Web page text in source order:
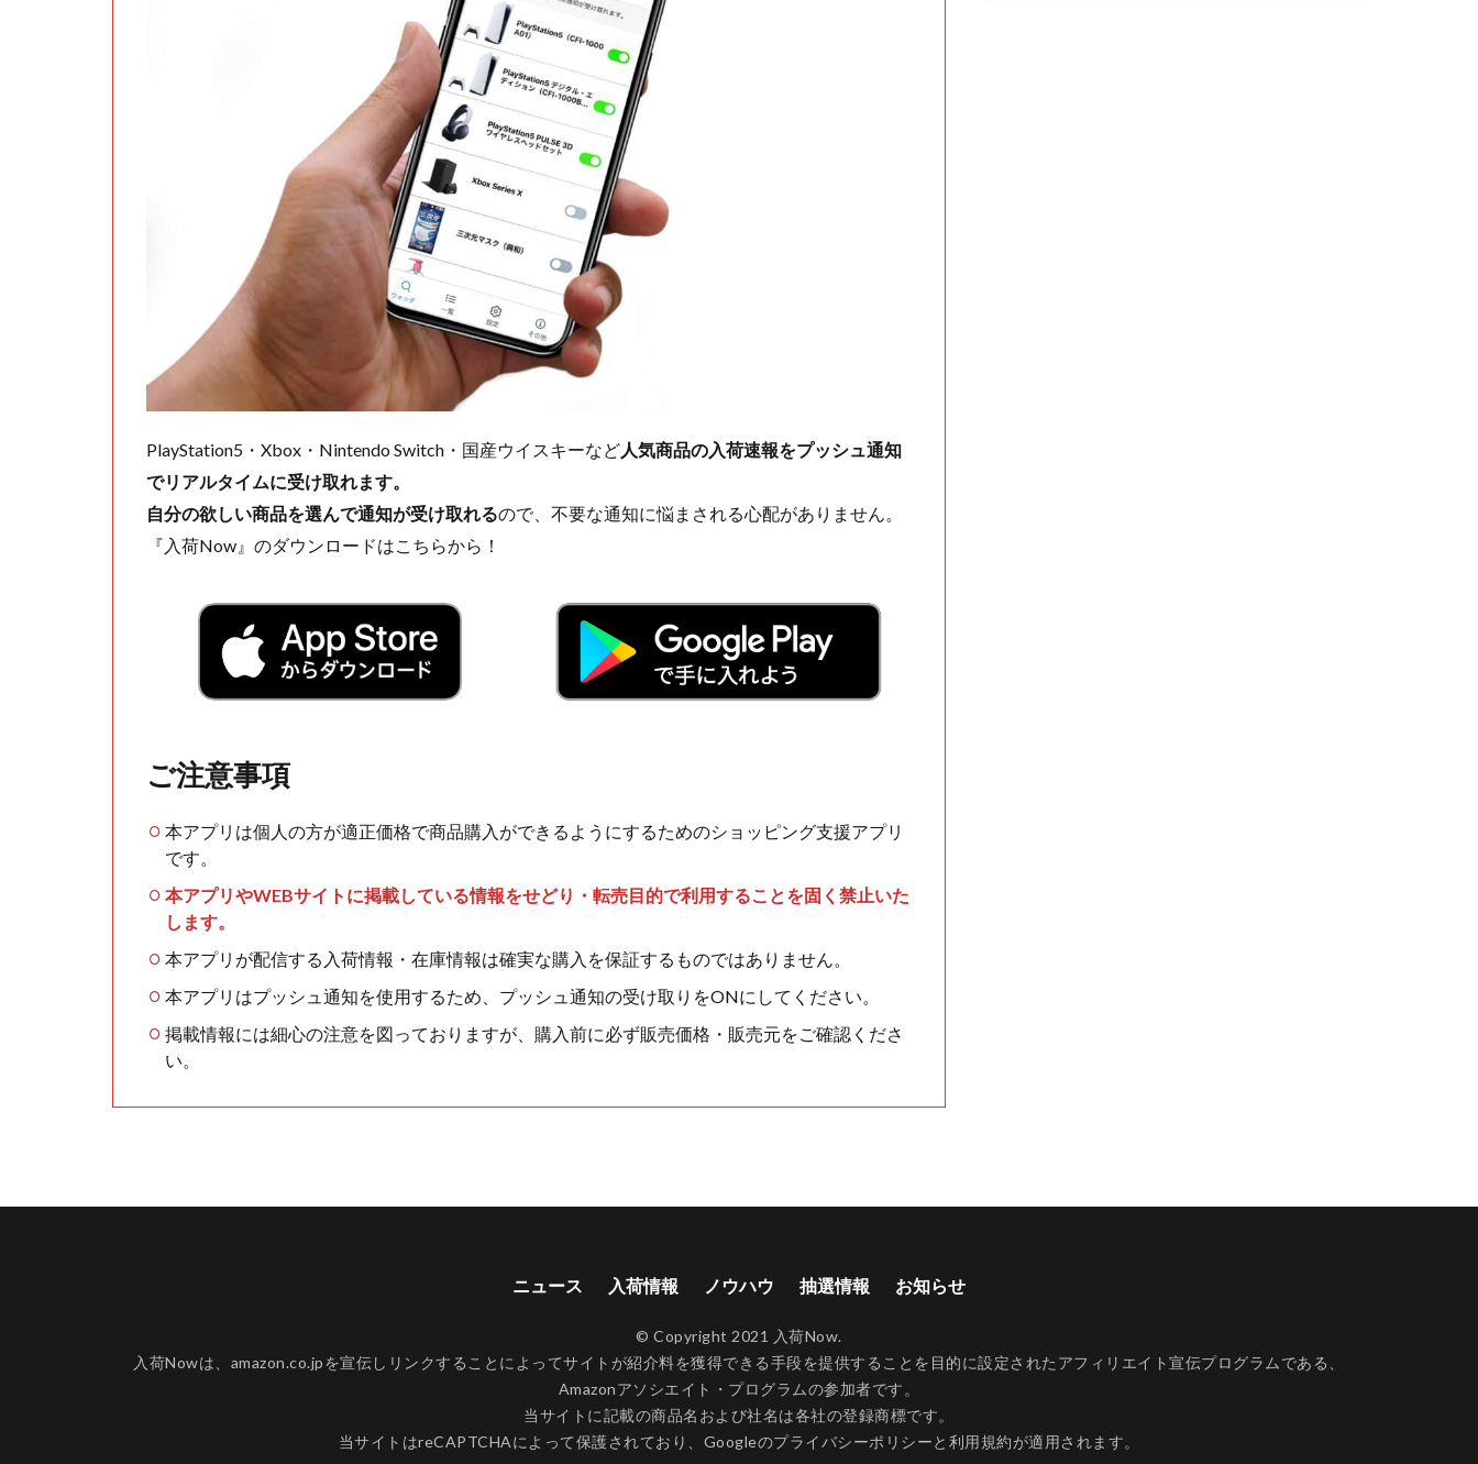
PlayStation5・Xbox・Nintendo Switch・国産ウイスキーなど人気商品の入荷速報をプッシュ通知
でリアルタイムに受け取れます。
自分の欲しい商品を選んで通知が受け取れるので、不要な通知に悩まされる心配がありません。
『入荷Now』のダウンロードはこちらから！
ご注意事項
本アプリは個人の方が適正価格で商品購入ができるようにするためのショッピング支援アプリ
です。
本アプリやWEBサイトに掲載している情報をせどり・転売目的で利用することを固く禁止いた
します。
本アプリが配信する入荷情報・在庫情報は確実な購入を保証するものではありません。
本アプリはプッシュ通知を使用するため、プッシュ通知の受け取りをONにしてください。
掲載情報には細心の注意を図っておりますが、購入前に必ず販売価格・販売元をご確認くださ
い。
ニュース 入荷情報 ノウハウ 抽選情報 お知らせ
© Copyright 2021 入荷Now.
入荷Nowは、amazon.co.jpを宣伝しリンクすることによってサイトが紹介料を獲得できる手段を提供することを目的に設定されたアフィリエイト宣伝プログラムである、
Amazonアソシエイト・プログラムの参加者です。
当サイトに記載の商品名および社名は各社の登録商標です。
当サイトはreCAPTCHAによって保護されており、Googleのプライバシーポリシーと 利用規約が適用されます。